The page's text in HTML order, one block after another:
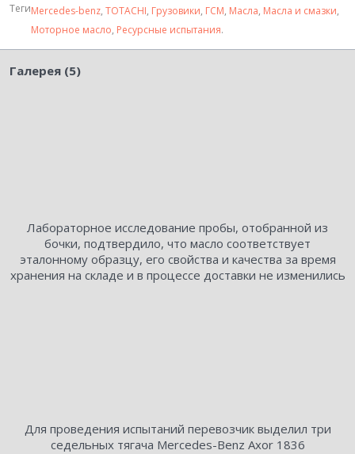
ТегиMercedes-benz, TOTACHI, Грузовики, ГСМ, Масла, Масла и смазки,
Моторное масло, Ресурсные испытания.
Галерея (5)
Лабораторное исследование пробы, отобранной из
бочки, подтвердило, что масло соответствует
эталонному образцу, его свойства и качества за время
хранения на складе и в процессе доставки не изменились
Для проведения испытаний перевозчик выделил три
седельных тягача Mercedes-Benz Axor 1836